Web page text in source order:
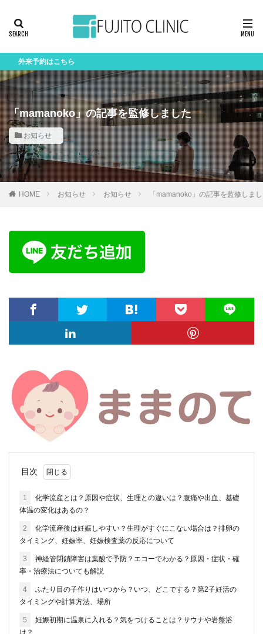
予約はこちら
「mamanoko」の記事を監修しました
お知らせ
HOME お知らせ お知らせ 「mamanoko」の記事を監修しま
目次
1
化学流産とは？原因や症状、生理との違いは？腹痛や出血、基礎
体温の変化はあるの？
2
化学流産後は妊娠しやすい？生理がすぐにこない場合は？排卵の
タイミング、妊娠率、妊娠検査薬の反応について
3
神経管閉鎖障害は葉酸で予防？エコーでわかる？原因・症状・確
率・治療法についても解説
4
ふたり目の子作りはいつから？いつ、どこでする？第2子妊活の
タイミングや計算方法、場所
5
妊娠初期に温泉に入れる？気をつけることは？サウナや岩盤浴